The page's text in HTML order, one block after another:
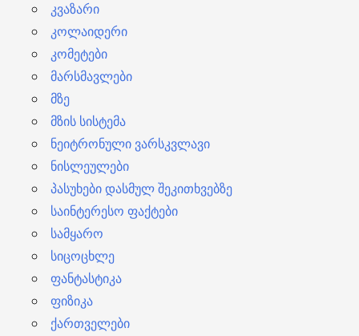
კვაზარი
კოლაიდერი
კომეტები
მარსმავლები
მზე
მზის სისტემა
ნეიტრონული ვარსკვლავი
ნისლეულები
პასუხები დასმულ შეკითხვებზე
საინტერესო ფაქტები
სამყარო
სიცოცხლე
ფანტასტიკა
ფიზიკა
ქართველები